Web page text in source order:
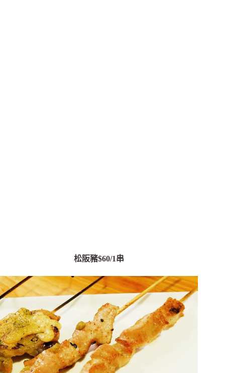
松阪豬$60/1串